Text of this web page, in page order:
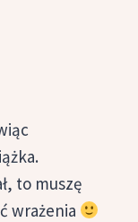
to muszę
wrażenia